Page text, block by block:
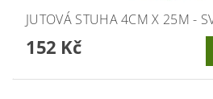
JUTOVÁ STUHA 4CM X 25M -
152 Kč